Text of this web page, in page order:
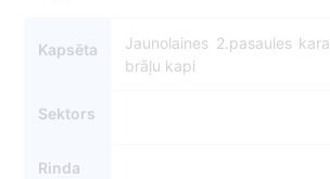
Kapsēta
Jaunolaines 2.pasaules kara
brāļu kapi
Sektors
Rinda